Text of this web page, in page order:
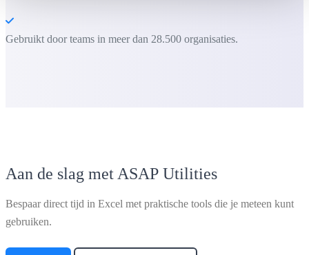
Gebruikt door teams in meer dan 28.500 organisaties.
Aan de slag met ASAP Utilities
Bespaar direct tijd in Excel met praktische tools die je meteen kunt
gebruiken.